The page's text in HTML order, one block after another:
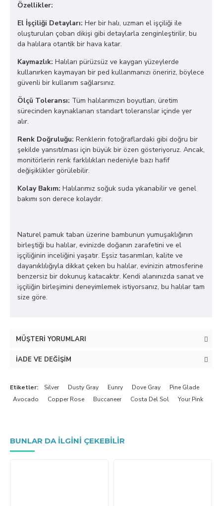
Özellikler:
El İşçiliği Detayları: Her bir halı, uzman el işçiliği ile
oluşturulan çoban dikişi gibi detaylarla zenginleştirilir, bu
da halılara otantik bir hava katar.
Kaymazlık: Halıları pürüzsüz ve kaygan yüzeylerde
kullanırken kaymayan bir ped kullanmanızı öneririz, böylece
güvenli bir kullanım sağlarsınız.
Ölçü Toleransı: Tüm halılarımızın boyutları, üretim
sürecinden kaynaklanan standart toleranslar içinde yer
alır.
Renk Doğruluğu: Renklerin fotoğraflardaki gibi doğru bir
şekilde yansıtılması için büyük bir özen gösteriyoruz. Ancak,
monitörlerin renk farklılıkları nedeniyle bazı hafif
değişiklikler görülebilir.
Kolay Bakım: Halılarımız soğuk suda yıkanabilir ve genel
bakımı son derece kolaydır.
Naturel pamuk taban üzerine bambunun yumuşaklığının
birleştiği bu halılar, evinizde doğanın zarafetini ve el
işçiliğinin inceliğini yaşatır. Eşsiz tasarımları, kalite ve
dayanıklılığıyla dikkat çeken bu halılar, evinizin atmosferine
benzersiz bir dokunuş katacaktır. Kendi alanınızda sanat ve
işçiliğin birleşimini deneyimlemek istiyorsanız, bu halılar tam
size göre.
MÜŞTERI YORUMLARI
İADE VE DEĞIŞIM
Etiketler: Silver Dusty Gray Eunry Dove Gray
Pine Glade
Avocado
Copper Rose Buccaneer Costa Del Sol Your Pink
BUNLAR DA ILGINI ÇEKEBILIR